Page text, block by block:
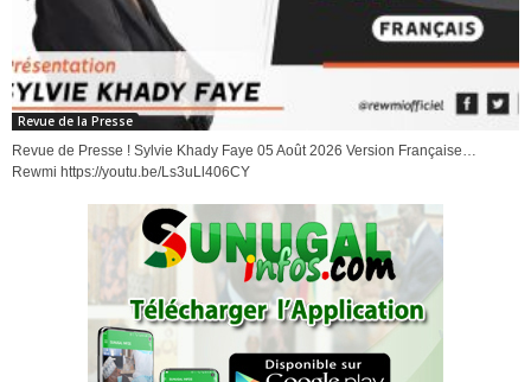
Revue de la Presse
Revue de Presse ! Sylvie Khady Faye 05 Août 2026 Version Française…
Rewmi https://youtu.be/Ls3uLl406CY